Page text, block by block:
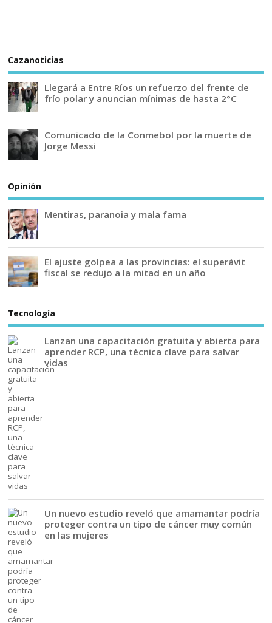
Cazanoticias
Llegará a Entre Ríos un refuerzo del frente de
frío polar y anuncian mínimas de hasta 2°C
Comunicado de la Conmebol por la muerte de
Jorge Messi
Opinión
Mentiras, paranoia y mala fama
El ajuste golpea a las provincias: el superávit
fiscal se redujo a la mitad en un año
Tecnología
Lanzan una capacitación gratuita y abierta para
aprender RCP, una técnica clave para salvar
vidas
Un nuevo estudio reveló que amamantar podría
proteger contra un tipo de cáncer muy común
en las mujeres